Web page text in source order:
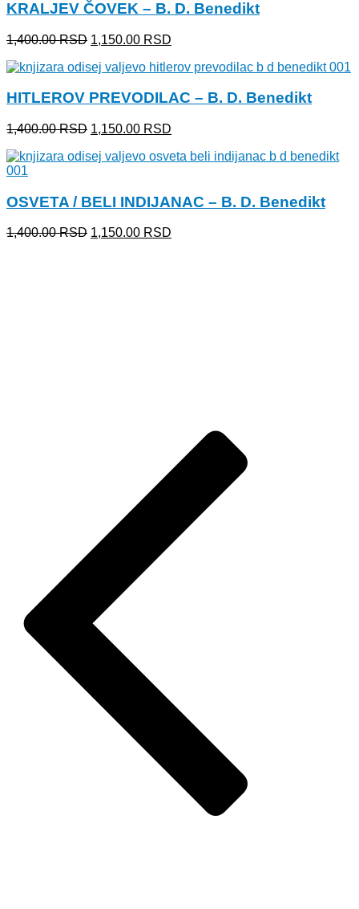
1,400.00 RSD.
KRALJEV ČOVEK – B. D. Benedikt
1,400.00RSD Originalna
je
1,400.00 RSD.
1,150.00 RSD
je:
HITLEROV PREVODILAC – B. D. Benedikt
1,400.00RSD Originalna
je
1,150.00 RSD
je:
OSVETA / BELI INDIJANAC – B. D. Benedikt
1,400.00RSD Originalna
1,150.00 RSD